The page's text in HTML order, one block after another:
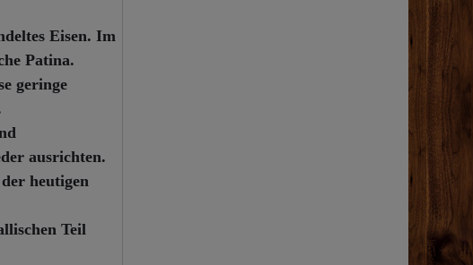
Eisen. Im
Patina.
geringe
ausrichten.
heutigen
Teil